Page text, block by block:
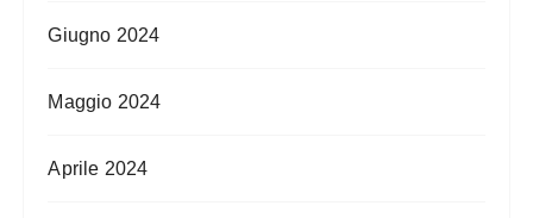
Giugno 2024
Maggio 2024
Aprile 2024